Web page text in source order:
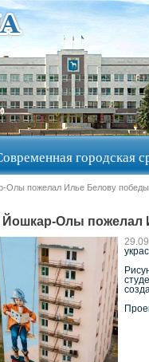
городская
Олы пожелал Илье Белову
Йошкар-Олы